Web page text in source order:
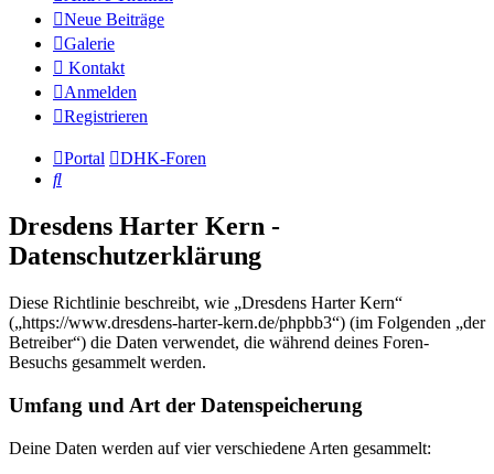
Neue Beiträge
Galerie
Kontakt
Anmelden
Registrieren
Portal
DHK-Foren
Suche
Dresdens Harter Kern -
Datenschutzerklärung
Diese Richtlinie beschreibt, wie „Dresdens Harter Kern“
(„https://www.dresdens-harter-kern.de/phpbb3“) (im Folgenden „der
Betreiber“) die Daten verwendet, die während deines Foren-
Besuchs gesammelt werden.
Umfang und Art der Datenspeicherung
Deine Daten werden auf vier verschiedene Arten gesammelt: